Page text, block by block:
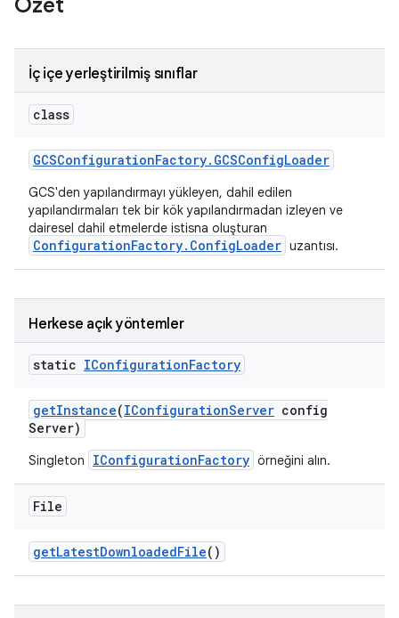
Özet
İç içe yerleştirilmiş sınıflar
class
GCSConfigurationFactory. GCSConfigLoader
GCS'den yapılandırmayı yükleyen, dahil edilen
yapılandırmaları tek bir kök yapılandırmadan izleyen ve
dairesel dahil etmelerde istisna oluşturan
ConfigurationFactory.ConfigLoader uzantısı.
Herkese açık yöntemler
static IConfigurationFactory
getInstance(IConfigurationServer config
Server)
Singleton IConfigurationFactory örneğini alın.
File
getLatestDownloadedFile()